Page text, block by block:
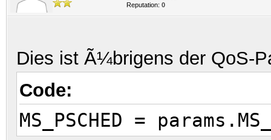
Reputation: 0
Dies ist Ã¼brigens der QoS-
Code:
MS_PSCHED =